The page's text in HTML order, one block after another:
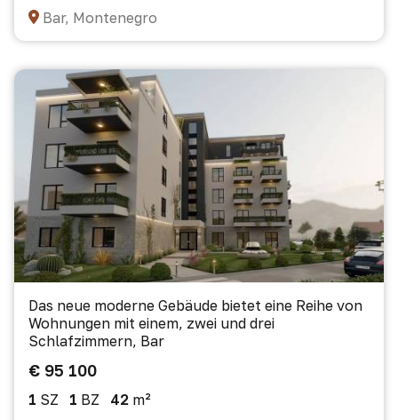
Bar, Montenegro
Das neue moderne Gebäude bietet eine Reihe von
Wohnungen mit einem, zwei und drei
Schlafzimmern, Bar
€ 95 100
1 SZ 1 BZ 42 m²